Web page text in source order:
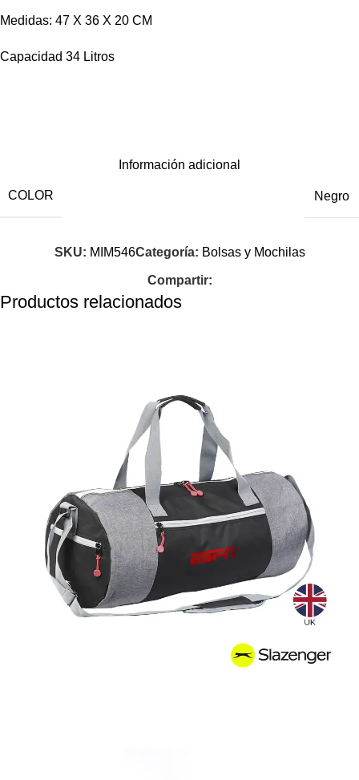
Medidas: 47 X 36 X 20 CM
Capacidad 34 Litros
Información adicional
COLOR Negro
SKU: MIM546Categoría: Bolsas y Mochilas
Compartir:
Productos relacionados